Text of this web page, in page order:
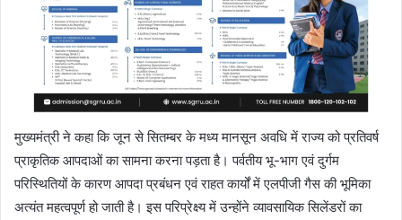
मुख्यमंत्री ने कहा कि जून से सितम्बर के मध्य मानसून अवधि में राज्य को प्रतिवर्ष
प्राकृतिक आपदाओं का सामना करना पड़ता है। पर्वतीय भू-भाग एवं दुर्गम
परिस्थितियों के कारण आपदा प्रबंधन एवं राहत कार्यों में एलपीजी गैस की भूमिका
अत्यंत महत्वपूर्ण हो जाती है। इस परिप्रेक्ष्य में उन्होंने व्यावसायिक सिलेंडरों का